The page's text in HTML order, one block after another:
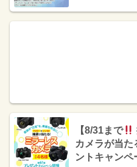
【8/31まで
カメラが当た
ントキャン